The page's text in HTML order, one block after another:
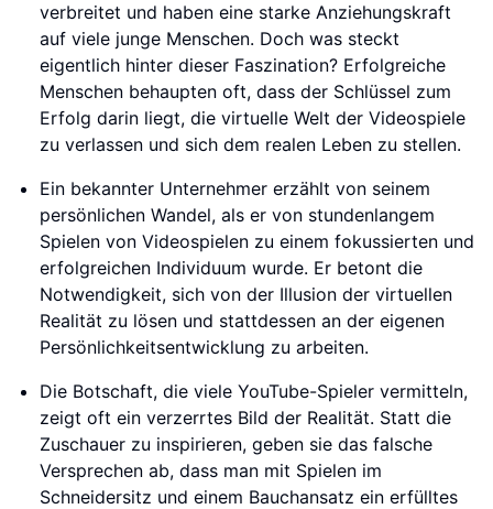
verbreitet und haben eine starke Anziehungskraft
auf viele junge Menschen. Doch was steckt
eigentlich hinter dieser Faszination? Erfolgreiche
Menschen behaupten oft, dass der Schlüssel zum
Erfolg darin liegt, die virtuelle Welt der Videospiele
zu verlassen und sich dem realen Leben zu stellen.
Ein bekannter Unternehmer erzählt von seinem
persönlichen Wandel, als er von stundenlangem
Spielen von Videospielen zu einem fokussierten und
erfolgreichen Individuum wurde. Er betont die
Notwendigkeit, sich von der Illusion der virtuellen
Realität zu lösen und stattdessen an der eigenen
Persönlichkeitsentwicklung zu arbeiten.
Die Botschaft, die viele YouTube-Spieler vermitteln,
zeigt oft ein verzerrtes Bild der Realität. Statt die
Zuschauer zu inspirieren, geben sie das falsche
Versprechen ab, dass man mit Spielen im
Schneidersitz und einem Bauchansatz ein erfülltes